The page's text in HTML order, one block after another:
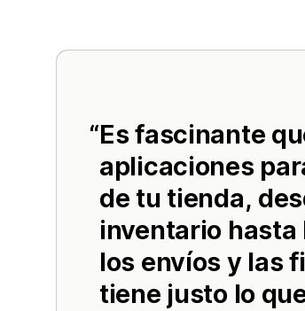
Es fascinante
aplicaciones
de tu tienda,
inventario hasta
los envíos y las
tiene justo lo